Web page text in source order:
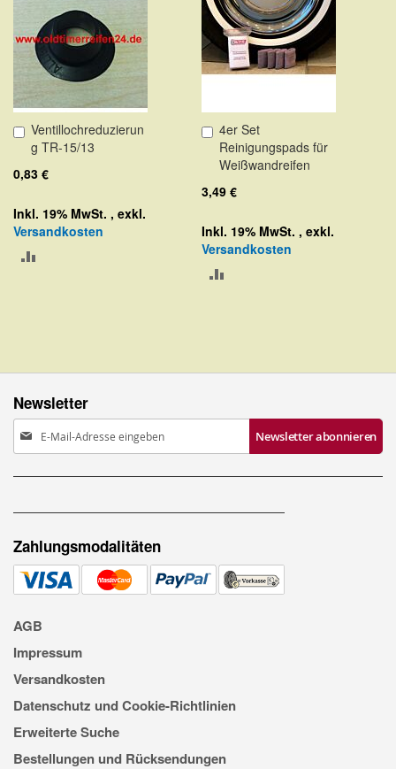
Ventillochreduzierun
g TR-15/13
0,83 €
Inkl. 19% MwSt. , exkl.
Versandkosten
In
den
4er Set
Reinigungspads für
Weißwandreifen
3,49 €
Inkl. 19% MwSt.,exkl.
Versandkosten
In
den
Warenkorb
Newsletter
Anmeldung
zum
Newsletter:
Newsletter abonnieren
Zahlungsmodalitäten
AGB
Impressum
Versandkosten
Datenschutz und Cookie-Richtlinien
Erweiterte Suche
Bestellungen und Rücksendungen